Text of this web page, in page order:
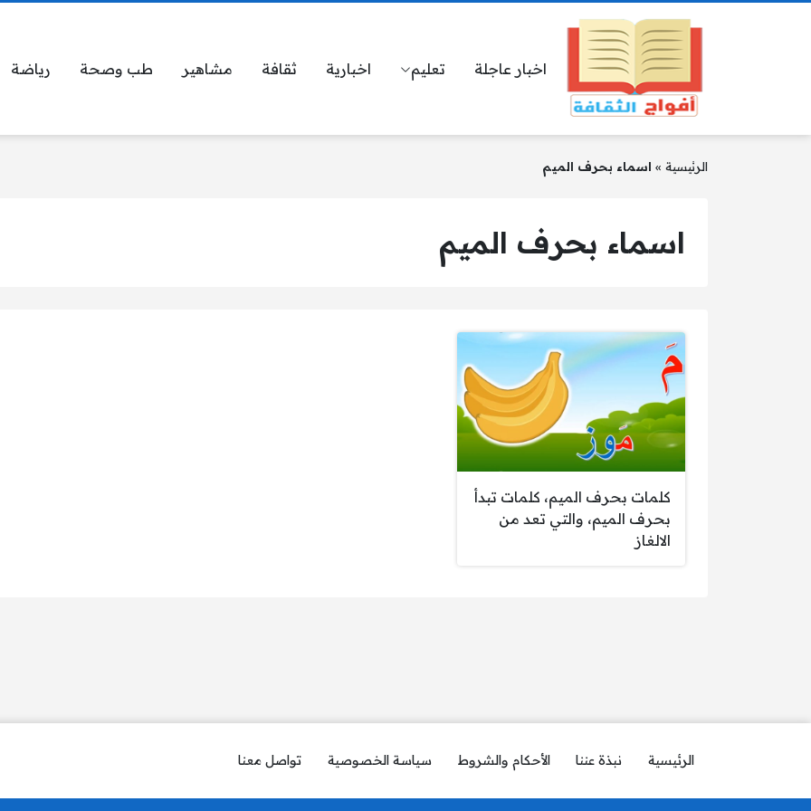
اخبار عاجلة تعليم اخبارية ثقافة مشاهير طب وصحة رياضة
الرئيسية » اسماء بحرف الميم
اسماء بحرف الميم
كلمات بحرف الميم، كلمات تبدأ
بحرف الميم، والتي تعد من
الالغاز
الرئيسية نبذة عننا الأحكام والشروط سياسة الخصوصية تواصل معنا